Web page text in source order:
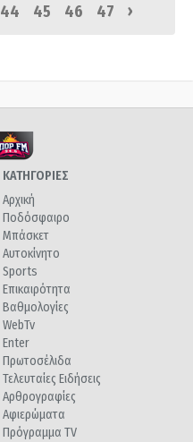
44 45 46 47 ›
ΚΑΤΗΓΟΡΙΕΣ
Αρχική
Ποδόσφαιρο
Μπάσκετ
Αυτοκίνητο
Sports
Επικαιρότητα
Βαθμολογίες
WebTv
Enter
Πρωτοσέλιδα
Τελευταίες Ειδήσεις
Αρθρογραφίες
Αφιερώματα
Πρόγραμμα TV